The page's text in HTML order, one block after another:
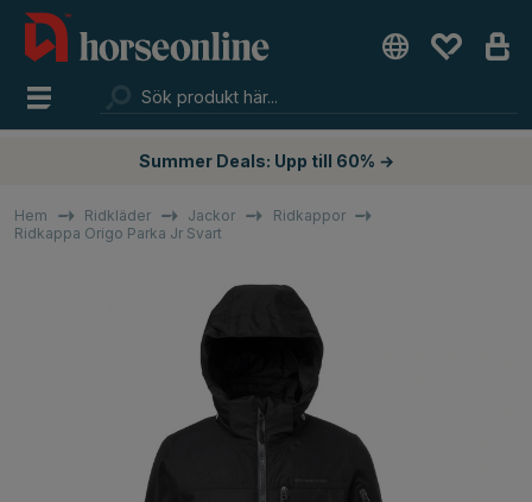
Summer Deals: Upp till 60% →
Hem Ridkläder Jackor
Ridkappor
Ridkappa Origo Parka Jr Svart